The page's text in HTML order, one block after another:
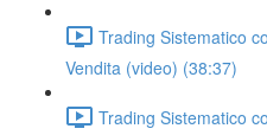
Trading Sistematico
Vendita (video) (38:37)
Trading Sistematico